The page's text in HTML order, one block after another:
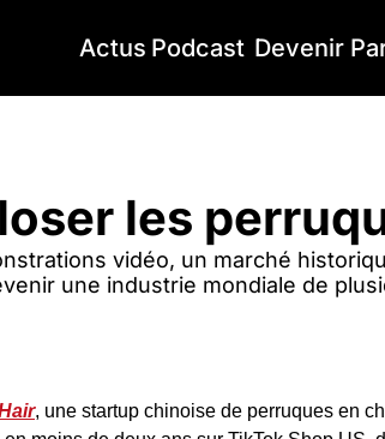
Actus Podcast Devenir
les
vidéo, un marché
une industrie mondiale de
, une startup chinoise de perruques en